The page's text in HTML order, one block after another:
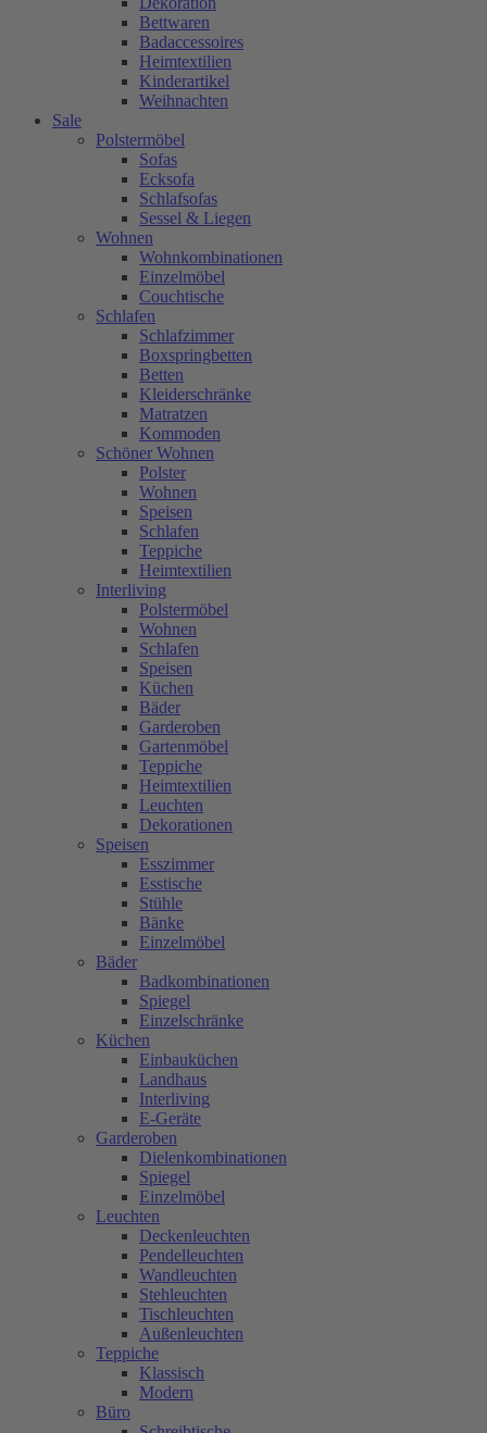
Bettwaren
Badaccessoires
Heimtextilien
Kinderartikel
Weihnachten
Sale
Polstermöbel
Sofas
Ecksofa
Schlafsofas
Sessel & Liegen
Wohnen
Wohnkombinationen
Einzelmöbel
Couchtische
Schlafen
Schlafzimmer
Boxspringbetten
Betten
Kleiderschränke
Matratzen
Kommoden
Schöner Wohnen
Polster
Wohnen
Speisen
Schlafen
Teppiche
Heimtextilien
Interliving
Polstermöbel
Wohnen
Schlafen
Speisen
Küchen
Bäder
Garderoben
Gartenmöbel
Teppiche
Heimtextilien
Leuchten
Dekorationen
Speisen
Esszimmer
Esstische
Stühle
Bänke
Einzelmöbel
Bäder
Badkombinationen
Spiegel
Einzelschränke
Küchen
Einbauküchen
Landhaus
Interliving
E-Geräte
Garderoben
Dielenkombinationen
Spiegel
Einzelmöbel
Leuchten
Deckenleuchten
Pendelleuchten
Wandleuchten
Stehleuchten
Tischleuchten
Außenleuchten
Teppiche
Klassisch
Modern
Büro